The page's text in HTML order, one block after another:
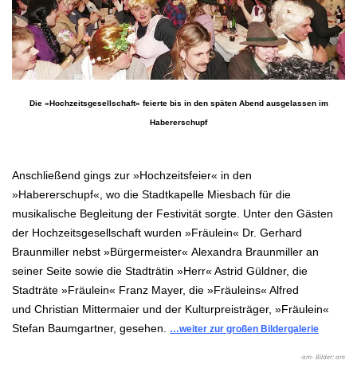
Die »Hochzeitsgesellschaft« feierte bis in den späten Abend ausgelassen im
Habererschupf
Anschließend gings zur »Hochzeitsfeier« in den
»Habererschupf«, wo die Stadtkapelle Miesbach für die
musikalische Begleitung der Festivität sorgte. Unter den Gästen
der Hochzeitsgesellschaft wurden »Fräulein« Dr. Gerhard
Braunmiller nebst »Bürgermeister« Alexandra Braunmiller an
seiner Seite sowie die Stadträtin »Herr« Astrid Güldner, die
Stadträte »Fräulein« Franz Mayer, die »Fräuleins« Alfred
und Christian Mittermaier und der Kulturpreisträger, »Fräulein«
Stefan Baumgartner, gesehen.
…weiter zur großen Bildergalerie
-am- Bilder: am